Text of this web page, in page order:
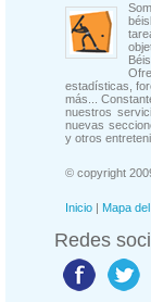
estadísticas,
más...
nuestros
nuevas
y otros
© copyright
Inicio | Mapa
Redes